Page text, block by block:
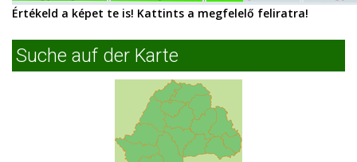
Értékeld a képet te is! Kattints a megfelelő feliratra!
Suche auf der Karte